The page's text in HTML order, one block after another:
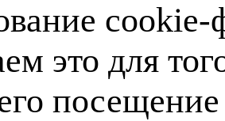
это для